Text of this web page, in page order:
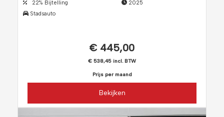
22% Bijtelling
Stadsauto
2025
€ 445,00
€ 538,45 incl. BTW
Prijs per maand
Bekijken